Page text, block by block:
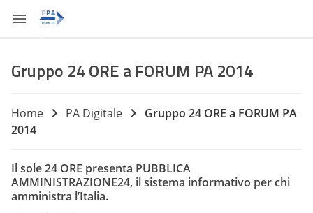
Gruppo 24 ORE a FORUM PA 2014
Home PA Digitale
Gruppo 24 ORE a FORUM PA
2014
Il sole 24 ORE presenta PUBBLICA
AMMINISTRAZIONE24, il sistema informativo per chi
amministra l’Italia.